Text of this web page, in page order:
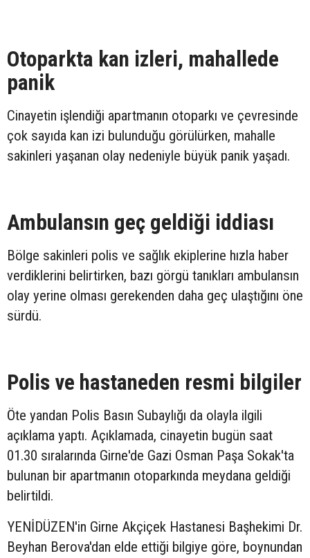
Otoparkta kan izleri, mahallede
panik
Cinayetin işlendiği apartmanın otoparkı ve çevresinde
çok sayıda kan izi bulunduğu görülürken, mahalle
sakinleri yaşanan olay nedeniyle büyük panik yaşadı.
Ambulansın geç geldiği iddiası
Bölge sakinleri polis ve sağlık ekiplerine hızla haber
verdiklerini belirtirken, bazı görgü tanıkları ambulansın
olay yerine olması gerekenden daha geç ulaştığını öne
sürdü.
Polis ve hastaneden resmi bilgiler
Öte yandan Polis Basın Subaylığı da olayla ilgili
açıklama yaptı. Açıklamada, cinayetin bugün saat
01.30 sıralarında Girne'de Gazi Osman Paşa Sokak'ta
bulunan bir apartmanın otoparkında meydana geldiği
belirtildi.
YENİDÜZEN'in Girne Akçiçek Hastanesi Başhekimi Dr.
Beyhan Berova'dan elde ettiği bilgiye göre, boynundan